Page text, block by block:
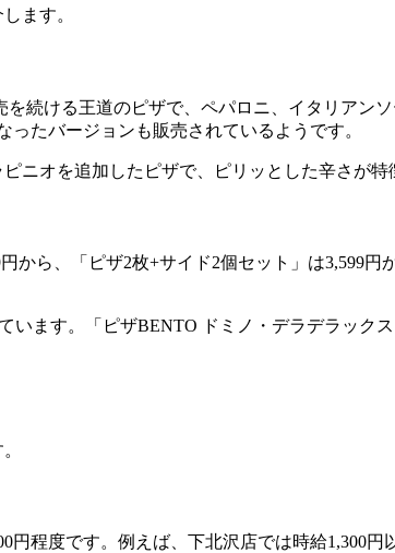
ます。
続ける王道のピザで、ペパロニ、イタリアン
たバージョンも販売されているようです。
ニオを追加したピザで、ピリッとした辛さが特
から、「ピザ2枚+サイド2個セット」は3,599円
ます。「ピザBENTO ドミノ・デラデラックス
程度です。例えば、下北沢店では時給1,300円